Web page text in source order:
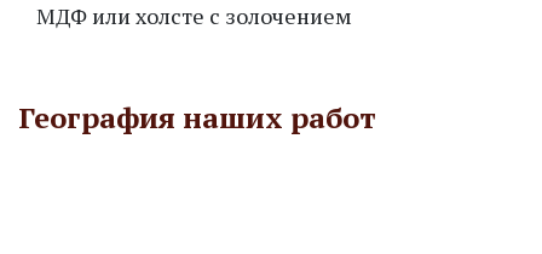
МДФ или холсте с золочением
География наших работ